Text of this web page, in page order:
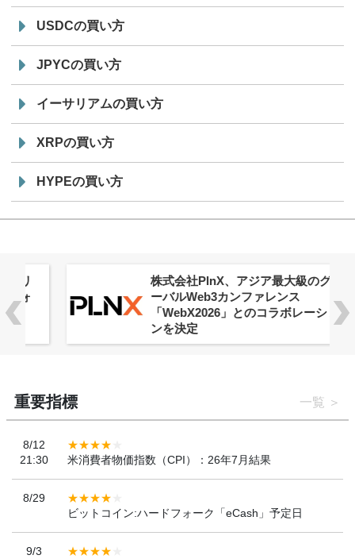
USDCの買い方
JPYCの買い方
イーサリアムの買い方
XRPの買い方
HYPEの買い方
株式会社PlnX、アジア最大級のグロ
ーバルWeb3カンファレンス
「WebX2026」とのコラボレーショ
ンを決定
重要指標 一覧
8/12
21:30
米消費者物価指数（CPI）：26年7月結果
8/29
ビットコイン:ハードフォーク「eCash」予定日
9/3